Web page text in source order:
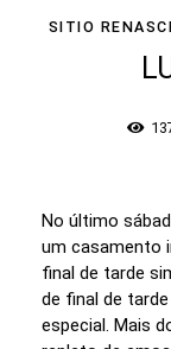
SITIO
No último
um casamento
final de tarde
de final de
especial. Mais